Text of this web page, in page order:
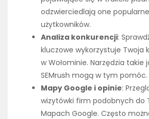
odzwierciedlają one
użytkowników.
Analiza konkurencji:
kluczowe wykorzystuje Twoja
w Wołominie. Narzędzia takie
SEMrush mogą w tym pomóc.
Mapy Google i opinie:
wizytówki firm podobnych do
Mapach Google. Często